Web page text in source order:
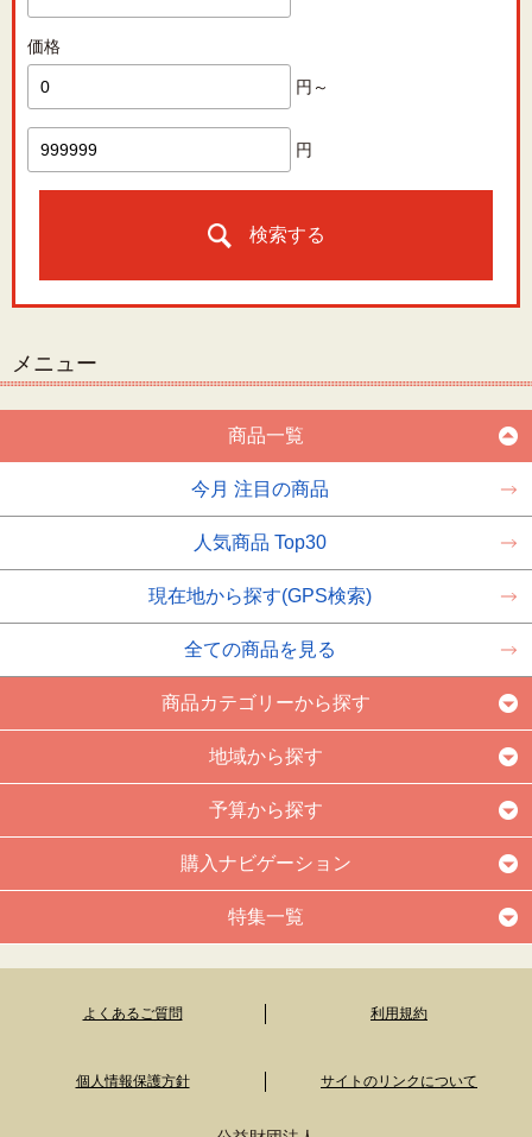
価格
円～
円
検索する
メニュー
商品一覧
今月 注目の商品
人気商品 Top30
現在地から探す(GPS検索)
全ての商品を見る
商品カテゴリーから探す
地域から探す
予算から探す
購入ナビゲーション
特集一覧
よくあるご質問 利用規約
個人情報保護方針 サイトのリンクについて